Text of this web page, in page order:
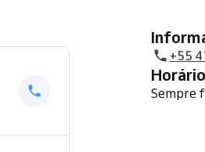
+55
Sempre